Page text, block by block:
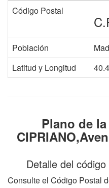
Código Postal
Población
Latitud y Longitud
Plano de
Detalle del
Consulte el Código Postal